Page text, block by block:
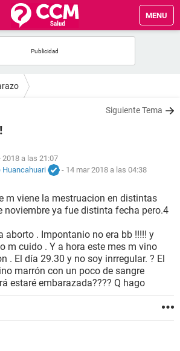
MENU
Siguiente Tema
2018 a las 21:07
Huancahuari
- 14 mar 2018 a las 04:38
m viene la mestruacion en distintas
noviembre ya fue distinta fecha pero.4
aborto . Impontanio no era bb !!!!! y
m cuido . Y a hora este mes m vino
. El día 29.30 y no soy inrregular. ? El
marrón con un poco de sangre
estaré embarazada???? Q hago